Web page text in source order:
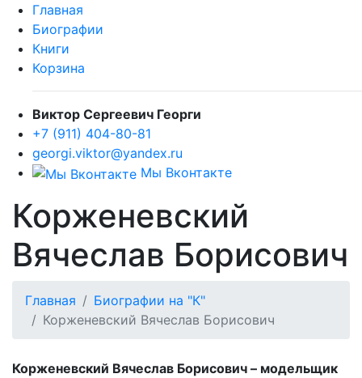
Главная
Биографии
Книги
Корзина
Виктор Сергеевич Георги
+7 (911) 404-80-81
georgi.viktor@yandex.ru
Мы Вконтакте
Корженевский
Вячеслав Борисович
Главная
Биографии на "К"
Корженевский Вячеслав Борисович
Корженевский Вячеслав Борисович – модельщик